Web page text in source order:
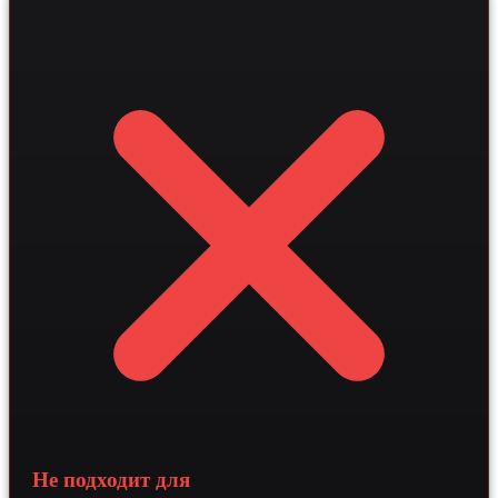
разработке обеспечивает стабильный поток заявок и
снижает нагрузку на администраторов за счет
бесшовной синхронизации с CRM-системами.
Не подходит для